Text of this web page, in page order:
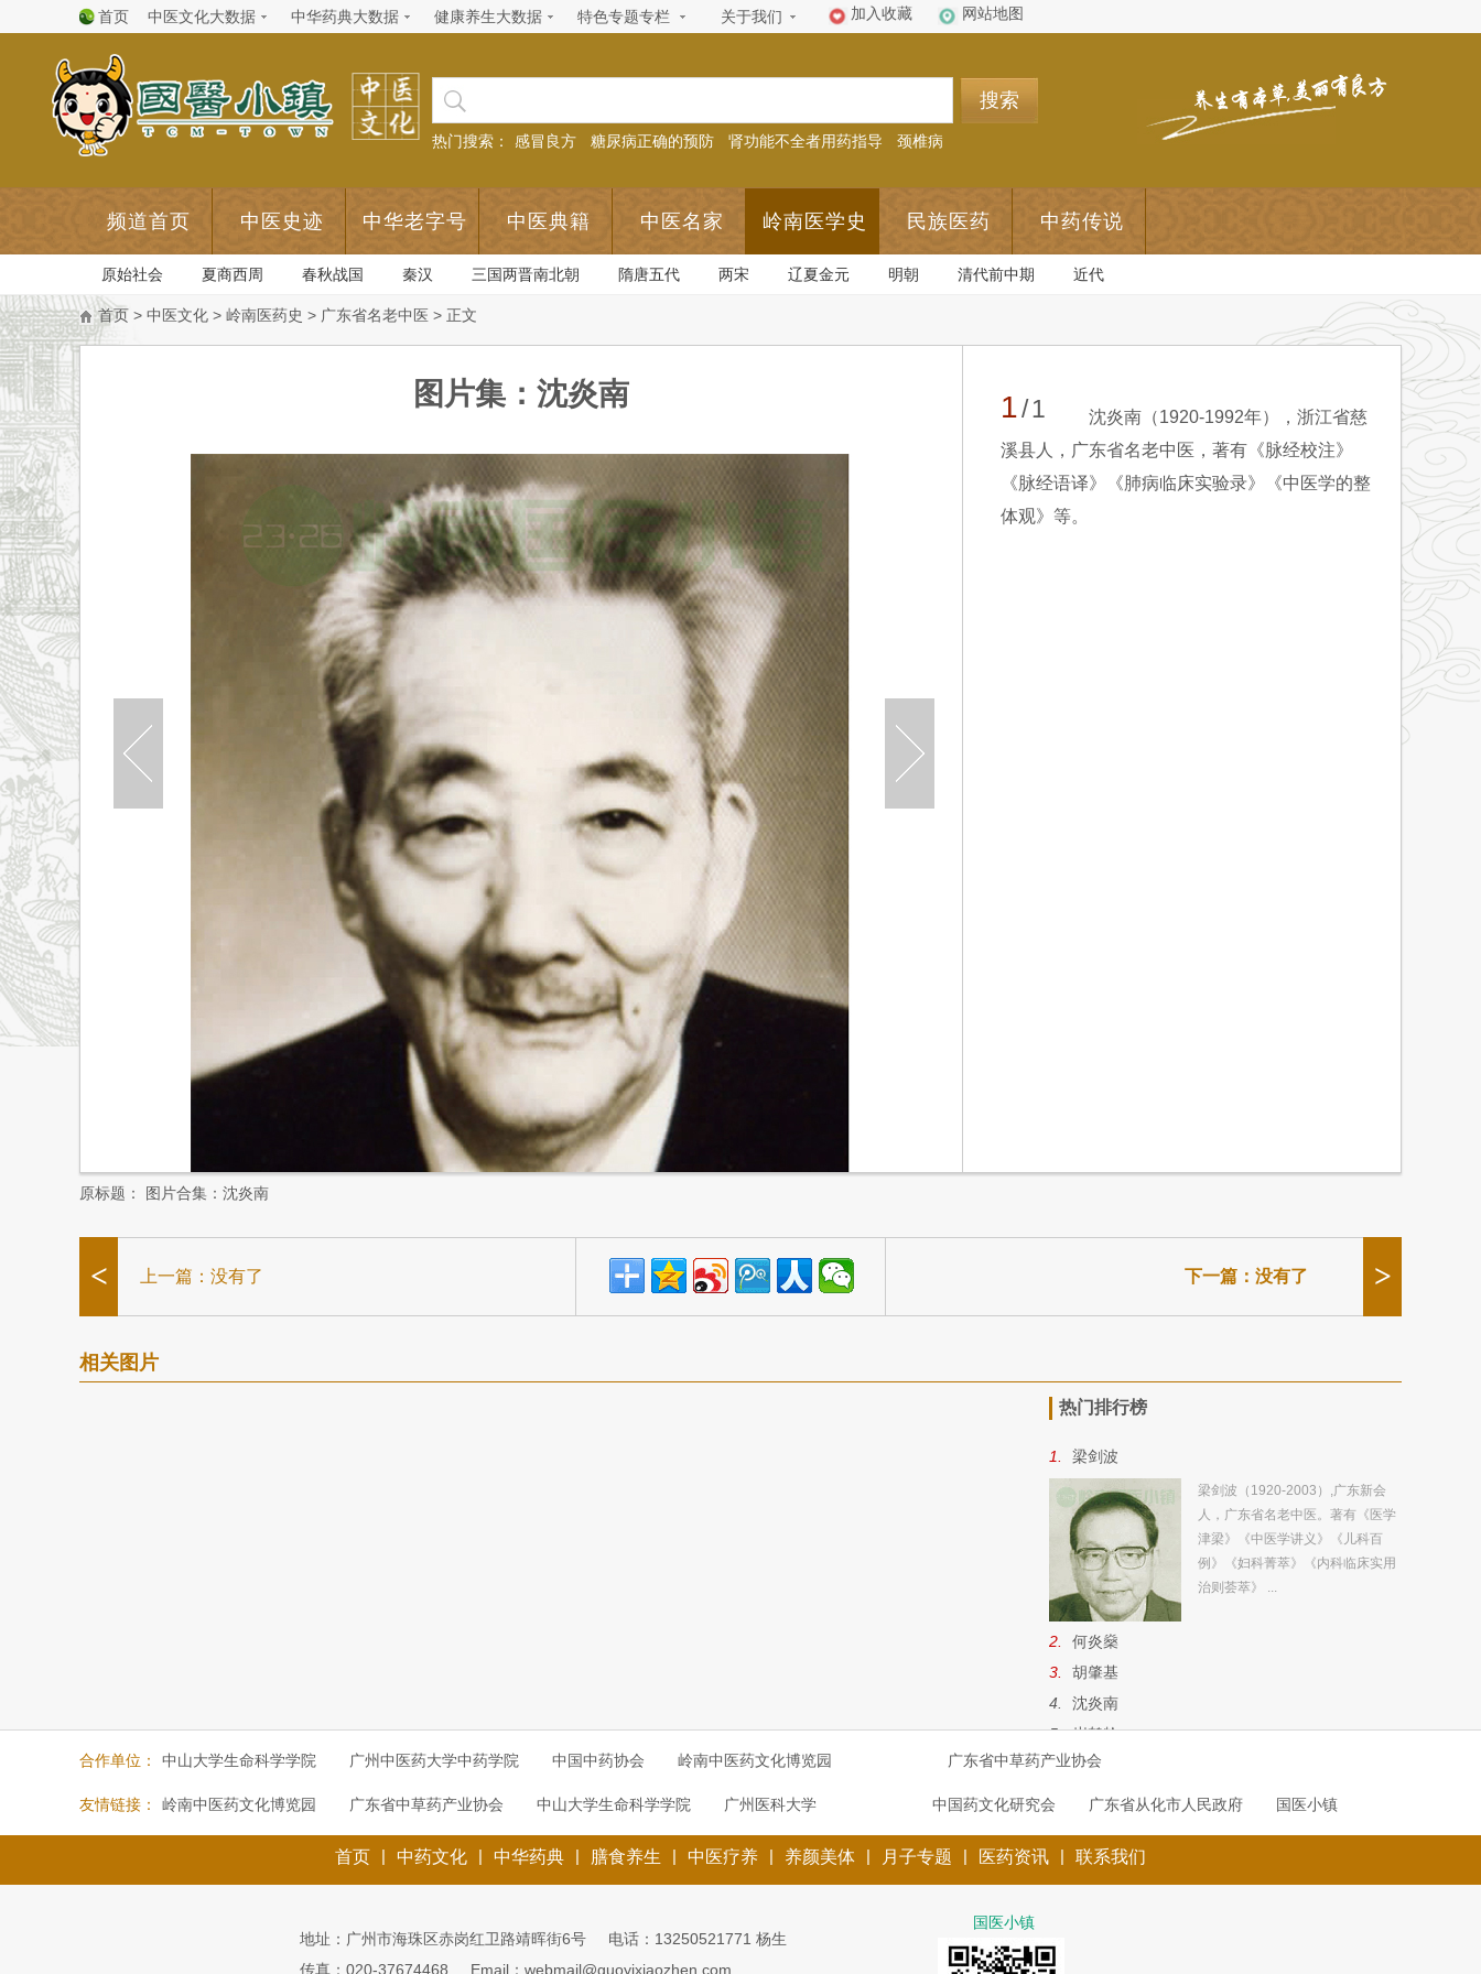
首页 中医文化大数据 中华药典大数据 健康养生大数据 特色专题专栏 关于我们 加入收藏 网站地图
搜索
热门搜索： 感冒良方 糖尿病正确的预防 肾功能不全者用药指导 颈椎病
频道首页 中医史迹 中华老字号 中医典籍 中医名家 岭南医学史 民族医药 中药传说
原始社会 夏商西周 春秋战国 秦汉 三国两晋南北朝 隋唐五代 两宋 辽夏金元 明朝 清代前中期 近代
首页 > 中医文化 > 岭南医药史 > 广东省名老中医 > 正文
图片集：沈炎南
沈炎南（1920-1992年），浙江省慈
溪县人，广东省名老中医，著有《脉经校注》
《脉经语译》《肺病临床实验录》《中医学的整
体观》等。
1/1
原标题： 图片合集：沈炎南
< >
上一篇：没有了 下一篇：没有了
相关图片
热门排行榜
1. 梁剑波
梁剑波（1920-2003）,广东新会
人，广东省名老中医。著有《医学
津梁》《中医学讲义》《儿科百
例》《妇科菁萃》《内科临床实用
治则荟萃》 ...
2.
何炎燊
3.
胡肇基
4.
沈炎南
5. 岑鹤龄
6.
朱敬修
蔡荣
邓铁涛
10. 林建德
12.
合作单位： 中山大学生命科学学院 广州中医药大学中药学院 中国中药协会 岭南中医药文化博览园 广东省中草药产业协会
友情链接： 岭南中医药文化博览园 广东省中草药产业协会 中山大学生命科学学院 广州医科大学 中国药文化研究会 广东省从化市人民政府 国医小镇
首页 | 中药文化 | 中华药典 | 膳食养生 | 中医疗养 | 养颜美体 | 月子专题 | 医药资讯 | 联系我们
地址：广州市海珠区赤岗红卫路靖晖街6号
电话：13250521771 杨生
传真：020-37674468
Email：webmail@guoyixiaozhen.com
国医小镇